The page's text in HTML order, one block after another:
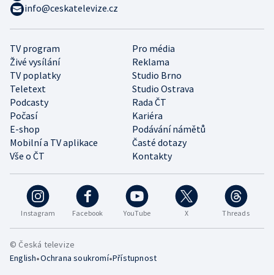
Instagram Facebook YouTube X Threads
TV program
Pro média
Živé vysílání
Reklama
TV poplatky
Studio Brno
Teletext
Studio Ostrava
Podcasty
Rada ČT
Počasí
Kariéra
E-shop
Podávání námětů
Mobilní a TV aplikace
Časté dotazy
Vše o ČT
Kontakty
info@ceskatelevize.cz
© Česká televize
English•Ochrana soukromí•Přístupnost